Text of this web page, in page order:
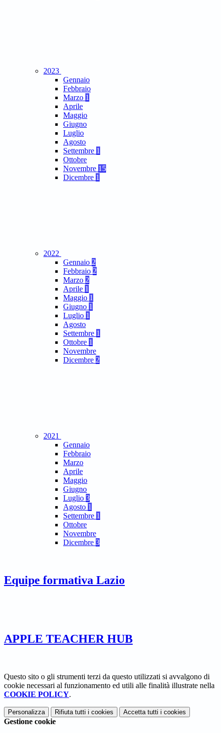
2023
Gennaio
Febbraio
Marzo 1
Aprile
Maggio
Giugno
Luglio
Agosto
Settembre 1
Ottobre
Novembre 15
Dicembre 1
2022
Gennaio 2
Febbraio 2
Marzo 2
Aprile 1
Maggio 1
Giugno 1
Luglio 1
Agosto
Settembre 1
Ottobre 1
Novembre
Dicembre 2
2021
Gennaio
Febbraio
Marzo
Aprile
Maggio
Giugno
Luglio 3
Agosto 1
Settembre 1
Ottobre
Novembre
Dicembre 3
Equipe formativa Lazio
APPLE TEACHER HUB
Questo sito o gli strumenti terzi da questo utilizzati si avvalgono di
cookie necessari al funzionamento ed utili alle finalità illustrate nella
COOKIE POLICY.
Personalizza Rifiuta tutti i cookies Accetta tutti i cookies
Gestione cookie